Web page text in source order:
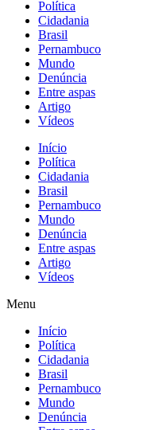
Política
Cidadania
Brasil
Pernambuco
Mundo
Denúncia
Entre aspas
Artigo
Vídeos
Início
Política
Cidadania
Brasil
Pernambuco
Mundo
Denúncia
Entre aspas
Artigo
Vídeos
Menu
Início
Política
Cidadania
Brasil
Pernambuco
Mundo
Denúncia